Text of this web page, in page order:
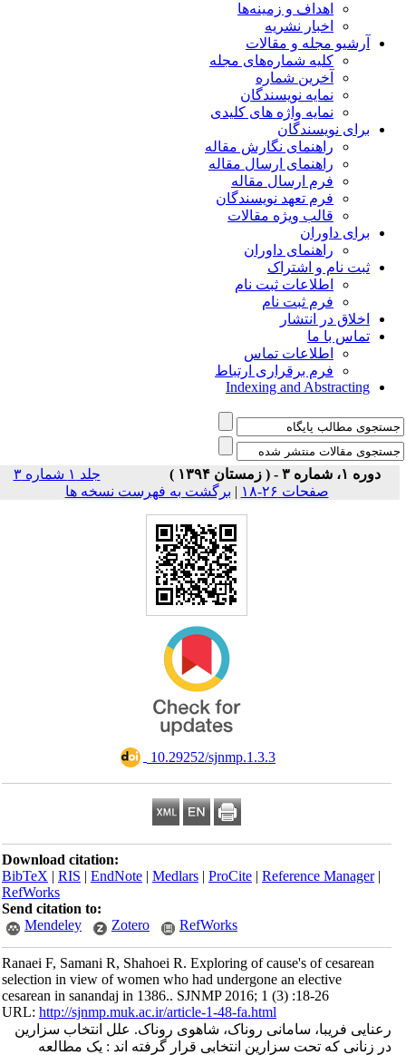
اهداف و زمینه‌ها
اخبار نشریه
آرشیو مجله و مقالات
کلیه شماره‌های مجله
آخرین شماره
نمایه نویسندگان
نمایه واژه های کلیدی
برای نویسندگان
راهنمای نگارش مقاله
راهنمای ارسال مقاله
فرم ارسال مقاله
فرم تعهد نویسندگان
قالب ویژه مقالات
برای داوران
راهنمای داوران
ثبت نام و اشتراک
اطلاعات ثبت نام
فرم ثبت نام
اخلاق در انتشار
تماس با ما
اطلاعات تماس
فرم برقراری ارتباط
Indexing and Abstracting
دوره ۱، شماره ۳ - ( زمستان ۱۳۹۴ )
جلد ۱ شماره ۳
صفحات ۲۶-۱۸
| برگشت به فهرست نسخه ها
‎ 10.29252/sjnmp.1.3.3
Download citation:
BibTeX|RIS|EndNote|Medlars|ProCite|Reference Manager
RefWorks
Send citation to:
Mendeley
Zotero RefWorks
Ranaei F, Samani R, Shahoei R. Exploring of cause's of cesarean
selection in view of women who had undergone an elective
cesarean in sanandaj in 1386.. SJNMP 2016; 1 (3) :18-26
URL:http://sjnmp.muk.ac.ir/article-1-48-fa.html
رعنایی فریبا، سامانی روناک، شاهوی روناک. علل انتخاب سزارین
در زنانی که تحت سزارین انتخابی قرار گرفته اند : یک مطالعه